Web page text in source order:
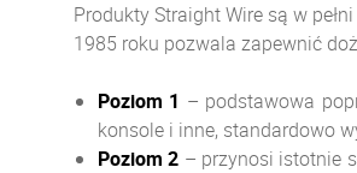
Produkty Straight Wire są w
1985 roku pozwala zapewnić
Poziom 1 – podstawowa
konsole i inne, standardowo
Poziom 2 – przynosi istotnie